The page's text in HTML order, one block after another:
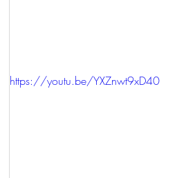
https://youtu.be/YXZnwt9xD40